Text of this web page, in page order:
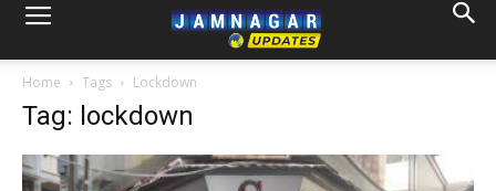
Home Tags Lockdown
Tag: lockdown